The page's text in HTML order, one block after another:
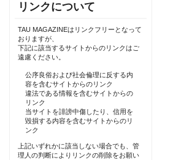
リンクについて
TAU MAGAZINEはリンクフリーとなって
おりますが、
下記に該当するサイトからのリンクはご
遠慮ください。
公序良俗および社会倫理に反する内
容を含むサイトからのリンク
違法である情報を含むサイトからの
リンク
当サイトを誹謗中傷したり、信用を
毀損する内容を含むサイトからのリ
ンク
上記いずれかに該当しない場合でも、管
理人の判断によりリンクの削除をお願い